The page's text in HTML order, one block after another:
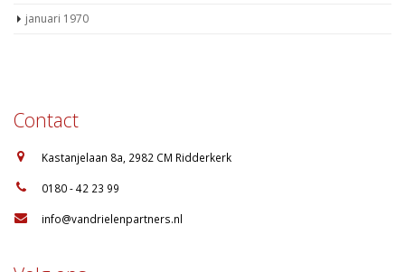
januari 1970
Contact
Kastanjelaan 8a, 2982 CM Ridderkerk
0180 - 42 23 99
info@vandrielenpartners.nl